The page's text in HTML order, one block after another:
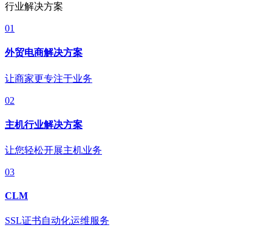
行业解决方案
01
外贸电商解决方案
让商家更专注于业务
02
主机行业解决方案
让您轻松开展主机业务
03
CLM
SSL证书自动化运维服务